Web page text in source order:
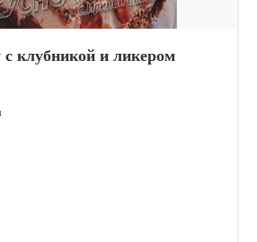
клубникой и ликером